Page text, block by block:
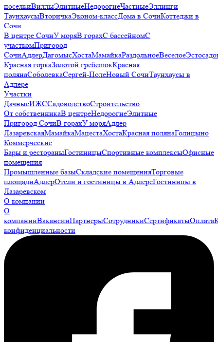
поселкиВиллыЭлитныеНедорогиеЧастныеЭллинги
ТаунхаусыВторичкаЭконом-классДома в СочиКоттеджи в
Сочи
В центре СочиУ моряВ горахС бассейномС
участкомПригород
СочиАдлерДагомысХостаМамайкаРаздольноеВеселое
Красная горкаЗолотой гребешокКрасная
полянаСоболевкаСергей-ПолеНовый СочиТаунхаусы в
Адлере
Участки
ДачныеИЖССадоводствоСтроительство
От собственникаВ центреНедорогиеЭлитные
Пригород СочиВ горахУ моряАдлер
ЛазаревскаяМамайкаМацестаХостаКрасная полянаГолицыно
Коммерческие
Бары и рестораныГостиницыСпортивные комплексыОфисные
помещения
Промышленные базыСкладские помещенияТорговые
площадиАдлерОтели и гостиницы в АдлереГостиницы в
Лазаревском
О компании
О
компанииВакансииПартнерыСотрудникиСертификатыОплата
конфиденциальности